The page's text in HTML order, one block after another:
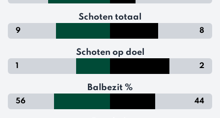
Schoten totaal
9 8
Schoten op doel
1 2
Balbezit %
56 44